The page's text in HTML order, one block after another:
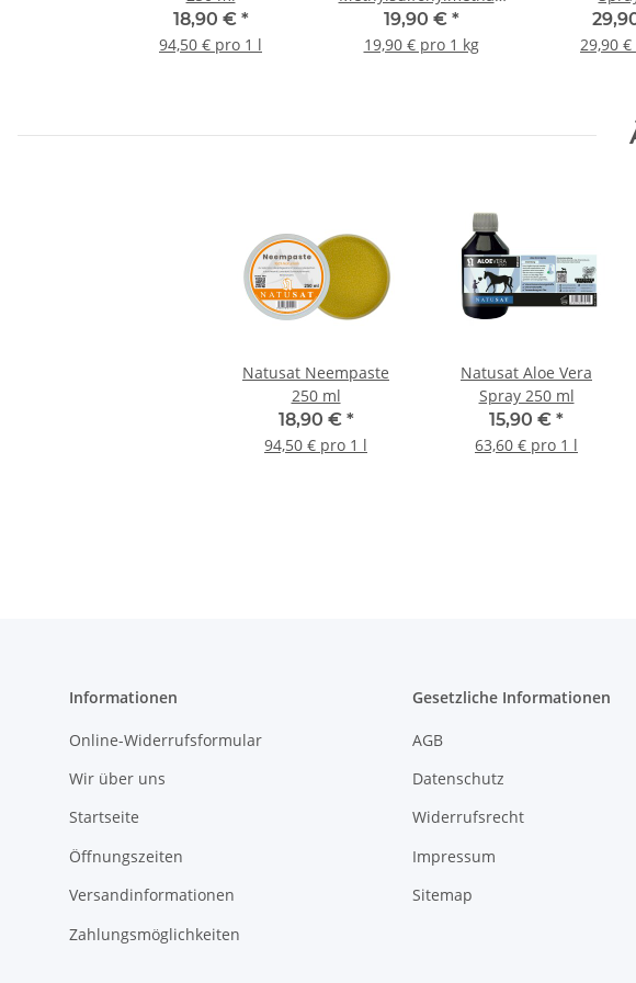
18,90 € *
94,50 € pro 1 l
1 kg
19,90 € *
19,90 € pro 1 kg
29,90
Natusat Neempaste
250 ml
18,90 € *
94,50 € pro 1 l
Natusat Aloe Vera
Spray 250 ml
15,90 € *
63,60 € pro 1 l
Informationen
Online-Widerrufsformular
Wir über uns
Startseite
Öffnungszeiten
Versandinformationen
Zahlungsmöglichkeiten
Gesetzliche Informationen
AGB
Datenschutz
Widerrufsrecht
Impressum
Sitemap